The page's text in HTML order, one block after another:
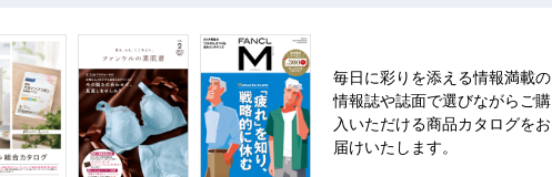
毎日に彩りを添える情報満載の
情報誌や誌面で選びながらご購
入いただける商品カタログをお
届けいたします。